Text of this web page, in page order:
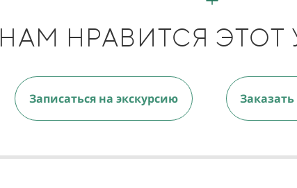
НАМ НРАВИТСЯ ЭТОТ
Записаться на экскурсию